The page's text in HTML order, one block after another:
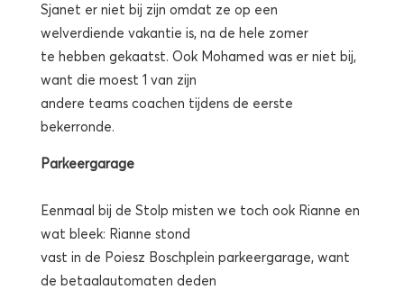
Sjanet er niet bij zijn omdat ze op een
welverdiende vakantie is, na de hele zomer
te hebben gekaatst. Ook Mohamed was er niet bij,
want die moest 1 van zijn
andere teams coachen tijdens de eerste
bekerronde.
Parkeergarage
Eenmaal bij de Stolp misten we toch ook Rianne en
wat bleek: Rianne stond
vast in de Poiesz Boschplein parkeergarage, want
de betaalautomaten deden